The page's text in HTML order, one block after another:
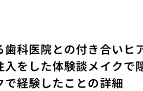
歯科医院との付き合いヒ
入をした体験談メイクで
で経験したことの詳細